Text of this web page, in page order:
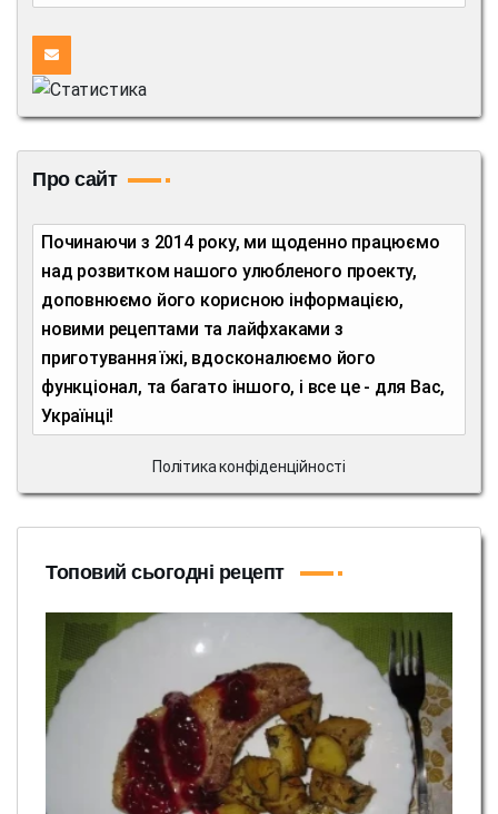
Про сайт
Починаючи з 2014 року, ми щоденно працюємо
над розвитком нашого улюбленого проекту,
доповнюємо його корисною інформацією,
новими рецептами та лайфхаками з
приготування їжі, вдосконалюємо його
функціонал, та багато іншого, і все це - для Вас,
Українці!
Політика конфіденційності
Топовий сьогодні рецепт